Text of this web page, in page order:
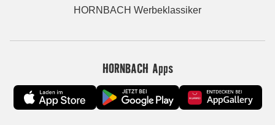
HORNBACH Werbeklassiker
HORNBACH Apps